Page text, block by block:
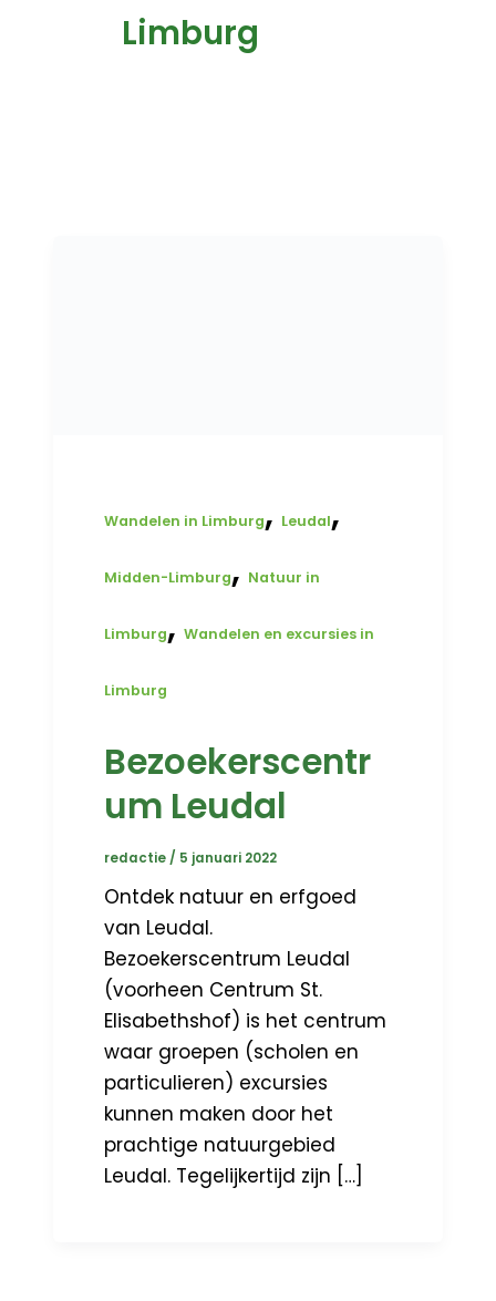
Limburg
Wandelen in Limburg, Leudal,
Midden-Limburg, Natuur in
Limburg,Wandelen en excursies in
Limburg
Bezoekerscentr
um Leudal
redactie / 5 januari 2022
Ontdek natuur en erfgoed
van Leudal.
Bezoekerscentrum Leudal
(voorheen Centrum St.
Elisabethshof) is het centrum
waar groepen (scholen en
particulieren) excursies
kunnen maken door het
prachtige natuurgebied
Leudal. Tegelijkertijd zijn […]